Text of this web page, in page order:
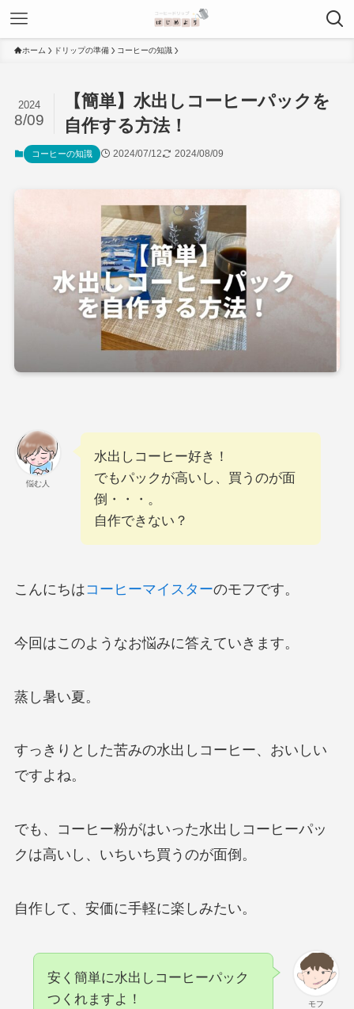
ホーム ドリップの準備 コーヒーの知識
【簡単】水出しコーヒーパックを
自作する方法！
2024
8/09
コーヒーの知識 2024/07/12 2024/08/09
悩む人
水出しコーヒー好き！
でもパックが高いし、買うのが面
倒・・・。
自作できない？
こんにちはコーヒーマイスターのモフです。
今回はこのようなお悩みに答えていきます。
蒸し暑い夏。
すっきりとした苦みの水出しコーヒー、おいしい
ですよね。
でも、コーヒー粉がはいった水出しコーヒーパッ
クは高いし、いちいち買うのが面倒。
自作して、安価に手軽に楽しみたい。
モフ
安く簡単に水出しコーヒーパック
つくれますよ！